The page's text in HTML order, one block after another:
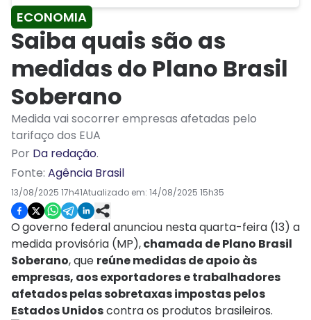
ECONOMIA
Saiba quais são as
medidas do Plano Brasil
Soberano
Medida vai socorrer empresas afetadas pelo
tarifaço dos EUA
Por Da redação.
Fonte: Agência Brasil
13/08/2025 17h41Atualizado em: 14/08/2025 15h35
Ogoverno federal anunciou nesta quarta-feira (13) a
medida provisória (MP),chamada de Plano Brasil
Soberano, que reúne medidas de apoio às
empresas, aos exportadores e trabalhadores
afetados pelas sobretaxas impostas pelos
Estados Unidoscontra os produtos brasileiros.